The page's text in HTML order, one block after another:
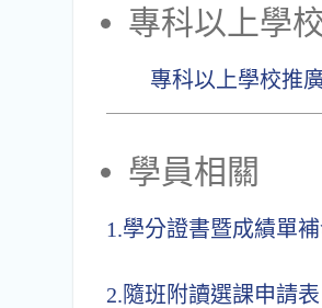
專科以上學
專科以上學校推
學員相關
1.學分證書暨成績單
2.隨班附讀選課申請表